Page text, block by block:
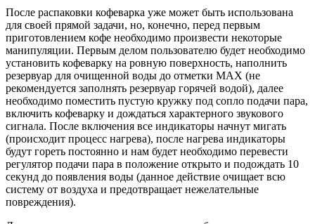
После распаковки кофеварка уже может быть использована
для своей прямой задачи, но, конечно, перед первым
приготовлением кофе необходимо произвести некоторые
манипуляции. Первым делом пользователю будет необходимо
установить кофеварку на ровную поверхность, наполнить
резервуар для очищенной воды до отметки MAX (не
рекомендуется заполнять резервуар горячей водой), далее
необходимо поместить пустую кружку под сопло подачи пара,
включить кофеварку и дождаться характерного звукового
сигнала. После включения все индикаторы начнут мигать
(происходит процесс нагрева), после нагрева индикаторы
будут гореть постоянно и нам будет необходимо перевести
регулятор подачи пара в положение открыто и подождать 10
секунд до появления воды (данное действие очищает всю
систему от воздуха и предотвращает нежелательные
повреждения).